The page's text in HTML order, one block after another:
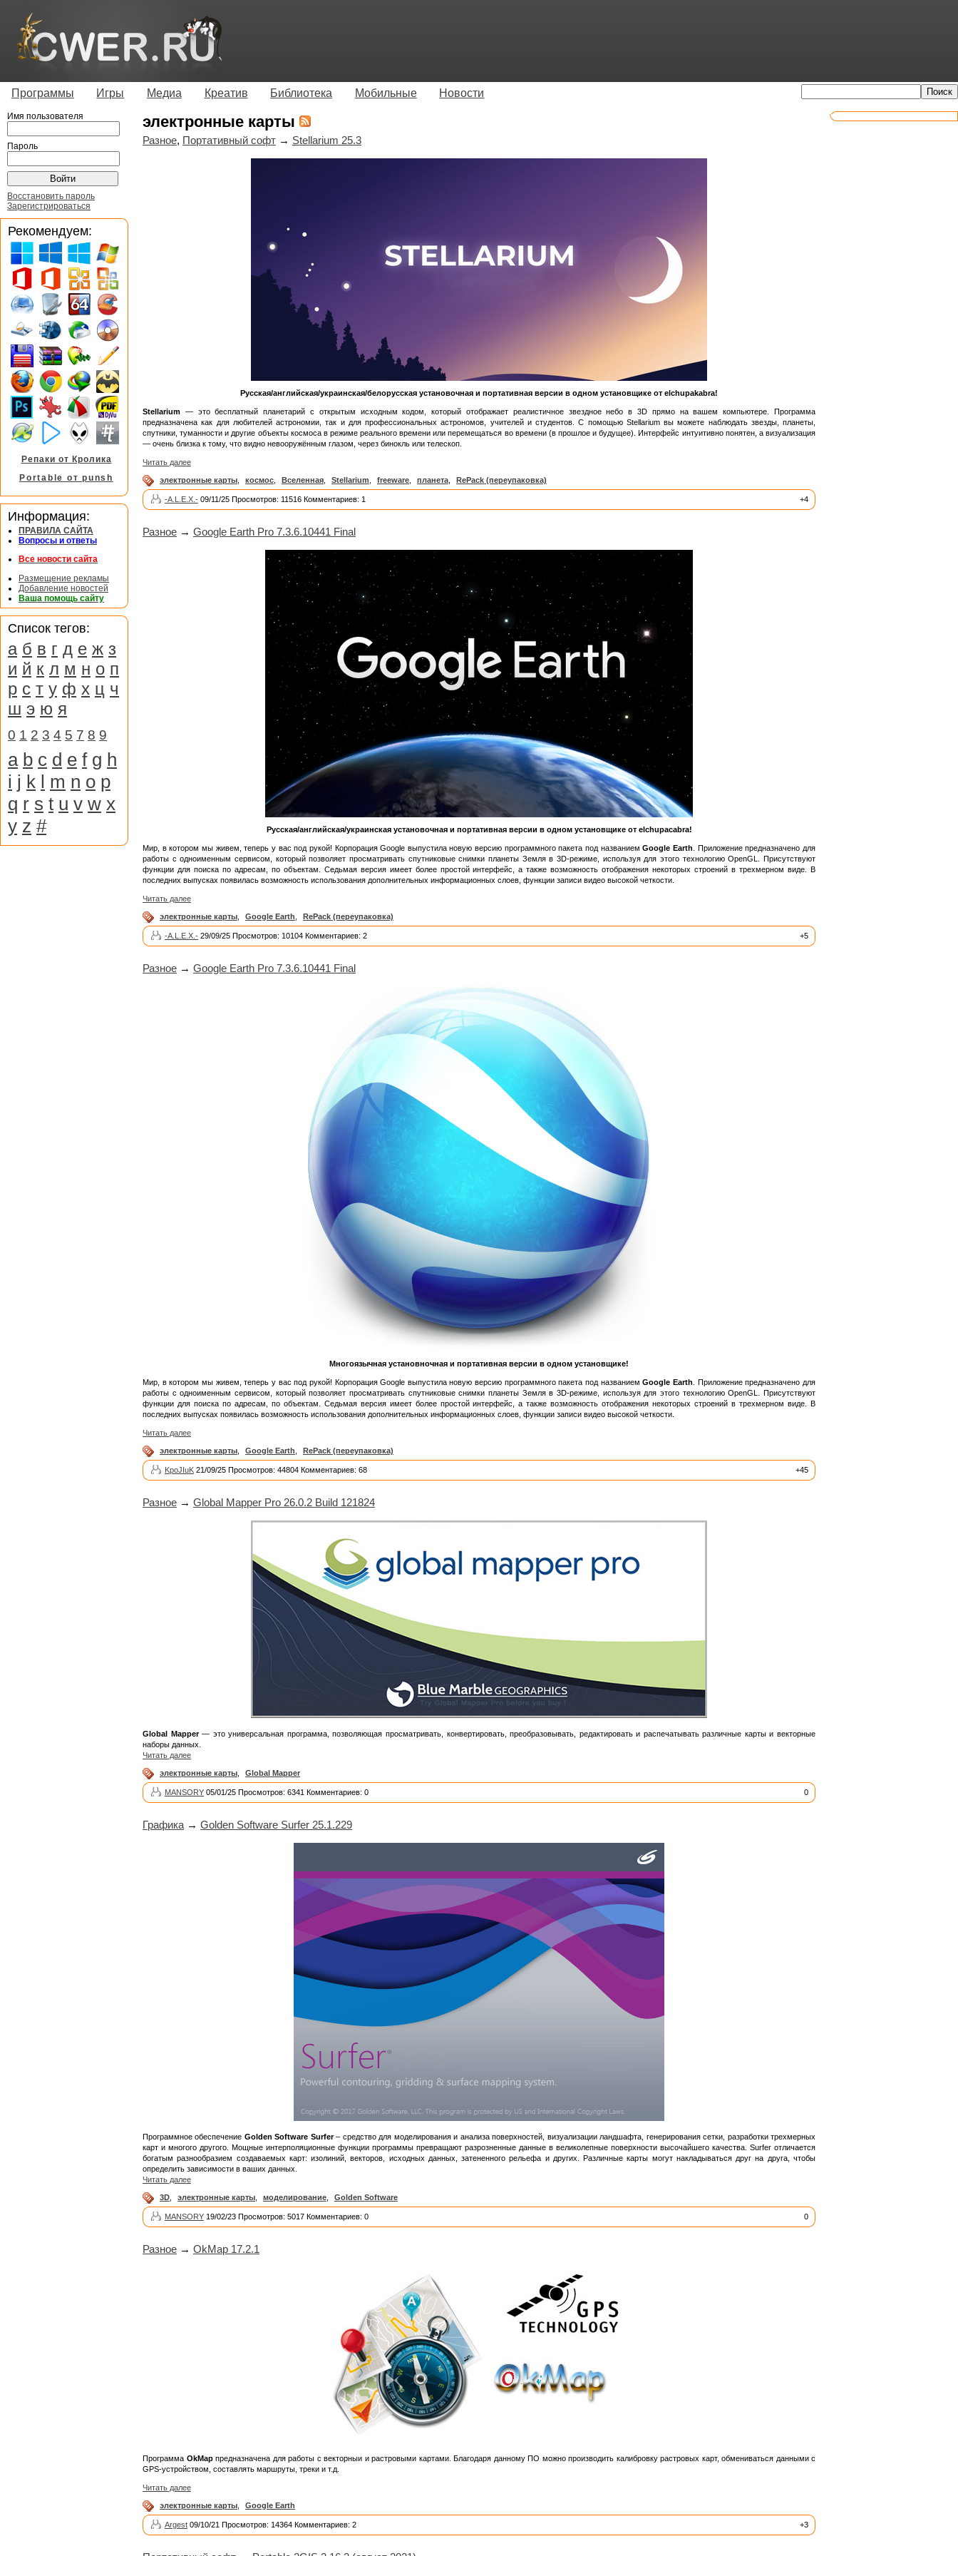
Программы Игры Медиа Креатив Библиотека Мобильные Новости
электронные карты
Разное, Портативный софт → Stellarium 25.3
Русская/английская/украинская/белорусская установочная и портативная версии в одном установщике от elchupakabra!
Stellarium — это бесплатный планетарий с открытым исходным кодом, который отображает реалистичное звездное небо в 3D прямо на вашем компьютере. Программа
предназначена как для любителей астрономии, так и для профессиональных астрономов, учителей и студентов. С помощью Stellarium вы можете наблюдать звезды, планеты,
спутники, туманности и другие объекты космоса в режиме реального времени или перемещаться во времени (в прошлое и будущее). Интерфейс интуитивно понятен, а визуализация
— очень близка к тому, что видно невооружённым глазом, через бинокль или телескоп.
Читать далее
электронные карты космос Вселенная Stellarium freeware планета RePack (переупаковка)
-A.L.E.X.- 09/11/25 Просмотров: 11516 Комментариев: 1 +4
Разное → Google Earth Pro 7.3.6.10441 Final
Русская/английская/украинская установочная и портативная версии в одном установщике от elchupacabra!
Мир, в котором мы живем, теперь у вас под рукой! Корпорация Google выпустила новую версию программного пакета под названиемGoogle Earth . Приложение предназначено для
работы с одноименным сервисом, который позволяет просматривать спутниковые снимки планеты Земля в 3D-режиме, используя для этого технологию OpenGL. Присутствуют
функции для поиска по адресам, по объектам. Седьмая версия имеет более простой интерфейс, а также возможность отображения некоторых строений в трехмерном виде. В
последних выпусках появилась возможность использования дополнительных информационных слоев, функции записи видео высокой четкости.
Читать далее
электронные карты Google Earth RePack (переупаковка)
-A.L.E.X.- 29/09/25 Просмотров: 10104 Комментариев: 2 +5
Разное → Google Earth Pro 7.3.6.10441 Final
Многоязычная установночная и портативная версии в одном установщике!
Мир, в котором мы живем, теперь у вас под рукой! Корпорация Google выпустила новую версию программного пакета под названиемGoogle Earth . Приложение предназначено для
работы с одноименным сервисом, который позволяет просматривать спутниковые снимки планеты Земля в 3D-режиме, используя для этого технологию OpenGL. Присутствуют
функции для поиска по адресам, по объектам. Седьмая версия имеет более простой интерфейс, а также возможность отображения некоторых строений в трехмерном виде. В
последних выпусках появилась возможность использования дополнительных информационных слоев, функции записи видео высокой четкости.
Читать далее
электронные карты Google Earth RePack (переупаковка)
KpoJIuK 21/09/25 Просмотров: 44804 Комментариев: 68 +45
Разное → Global Mapper Pro 26.0.2 Build 121824
Global Mapper— это универсальная программа, позволяющая просматривать, конвертировать, преобразовывать, редактировать и распечатывать различные карты и векторные
наборы данных.
Читать далее
электронные карты Global Mapper
MANSORY 05/01/25 Просмотров: 6341 Комментариев: 0 0
Графика → Golden Software Surfer 25.1.229
Программное обеспечение Golden Software Surfer– средство для моделирования и анализа поверхностей, визуализации ландшафта, генерирования сетки, разработки трехмерных
карт и многого другого. Мощные интерполяционные функции программы превращают разрозненные данные в великолепные поверхности высочайшего качества. Surfer отличается
богатым разнообразием создаваемых карт: изолиний, векторов, исходных данных, затененного рельефа и других. Различные карты могут накладываться друг на друга, чтобы
определить зависимости в ваших данных.
Читать далее
3D электронные карты моделирование Golden Software
MANSORY 19/02/23 Просмотров: 5017 Комментариев: 0 0
Разное → OkMap 17.2.1
Программа OkMapпредназначена для работы с векторныи и растровыми картами. Благодаря данному ПО можно производить калибровку растровых карт, обмениваться данными с
GPS-устройством, составлять маршруты, треки и т.д.
Читать далее
электронные карты Google Earth
Argest 09/10/21 Просмотров: 14364 Комментариев: 2 +3
Имя пользователя
Пароль
Восстановить пароль
Зарегистрироваться
Рекомендуем:
Репаки от Кролика
Portable от punsh
Информация:
ПРАВИЛА САЙТА
Вопросы и ответы
Все новости сайта
Размещение рекламы
Добавление новостей
Ваша помощь сайту
Список тегов:
а б в г д е ж з
и й к л м н о п
р с т у ф х ц ч
ш э ю я
0 1 2 3 4 5 7 8 9
a b c d e f g h
i j k l m n o p
q r s t u v w x
y z #